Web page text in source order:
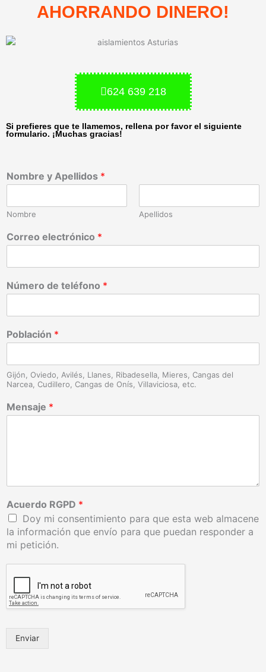
AHORRANDO DINERO!
624 639 218
Si prefieres que te llamemos, rellena por favor el siguiente
formulario. ¡Muchas gracias!
Nombre y Apellidos *
Nombre Apellidos
Correo electrónico *
Número de teléfono *
Población *
Gijón, Oviedo, Avilés, Llanes, Ribadesella, Mieres, Cangas del
Narcea, Cudillero, Cangas de Onís, Villaviciosa, etc.
Mensaje *
Acuerdo RGPD *
Doy mi consentimiento para que esta web almacene
la información que envío para que puedan responder a
mi petición.
Enviar